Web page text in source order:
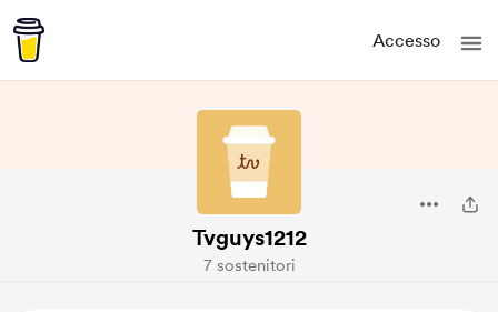
Accesso
Tvguys1212
7 sostenitori